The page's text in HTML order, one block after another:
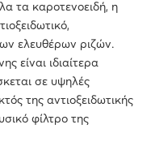
τα καροτενοειδή, η
ελευθέρων ριζών.
είναι ιδιαίτερα
σε υψηλές
της αντιοξειδωτικής
φίλτρο της